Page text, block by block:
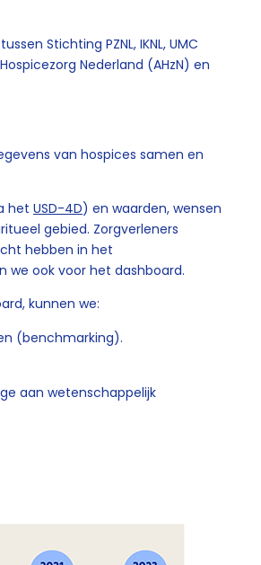
Stichting PZNL, IKNL, UMC
Nederland (AHzN) en
van hospices samen en
het USD-4D​) en waarden, wensen
gebied. Zorgverleners
hebben in het
we ook voor het dashboard.
kunnen we:
(benchmarking).
aan wetenschappelijk